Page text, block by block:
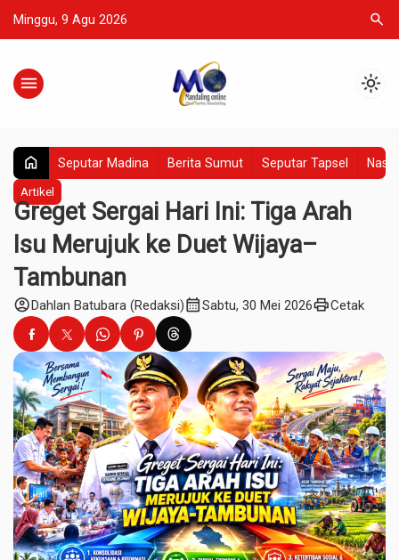
Minggu, 9 Agu 2026 search
menu light_mode
home Seputar Madina Berita Sumut Seputar Tapsel
Artikel
Greget Sergai Hari Ini: Tiga Arah
Isu Merujuk ke Duet Wijaya–
Tambunan
account_circleDahlan Batubara (Redaksi)calendar_monthSabtu, 30 Mei 2026printCetak